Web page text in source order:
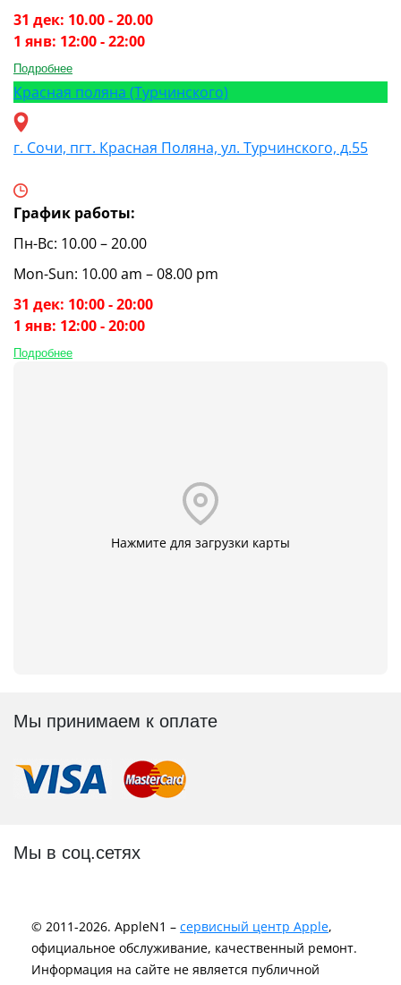
31 дек: 10.00 - 20.00
1 янв: 12:00 - 22:00
Подробнее
Красная поляна (Турчинского)
г. Сочи, пгт. Красная Поляна, ул. Турчинского, д.55
График работы:
Пн-Вс: 10.00 – 20.00
Mon-Sun: 10.00 am – 08.00 pm
31 дек: 10:00 - 20:00
1 янв: 12:00 - 20:00
Подробнее
Нажмите для загрузки карты
Мы принимаем к оплате
Мы в соц.сетях
© 2011-2026. AppleN1 – сервисный центр Apple,
официальное обслуживание, качественный ремонт.
Информация на сайте не является публичной